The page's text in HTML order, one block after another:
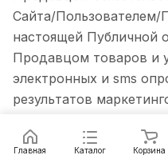
Сайта/Пользователем/
настоящей Публичной
Продавцом товаров и
электронных и sms
результатов
Покупателям,
Главная Каталог Корзина